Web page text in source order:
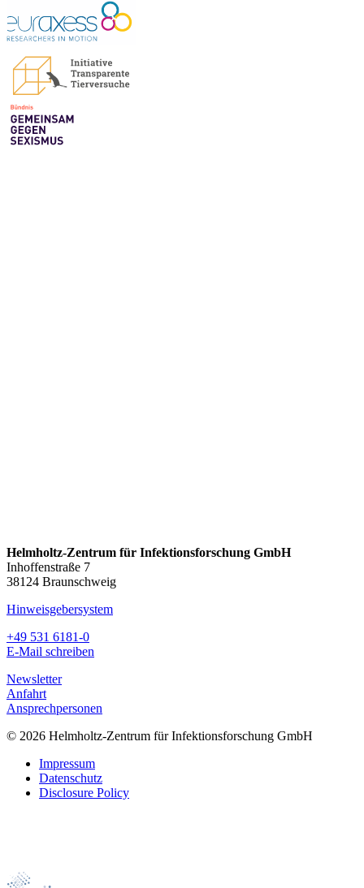
Helmholtz-Zentrum für Infektionsforschung GmbH
Inhoffenstraße 7
38124 Braunschweig
Hinweisgebersystem
+49 531 6181-0
E-Mail schreiben
Newsletter
Anfahrt
Ansprechpersonen
© 2026 Helmholtz-Zentrum für Infektionsforschung GmbH
Impressum
Datenschutz
Disclosure Policy